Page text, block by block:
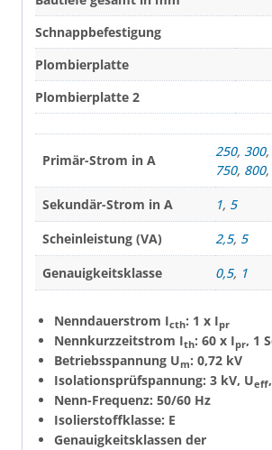
Schnappbefestigung
Plombierplatte
Plombierplatte 2
Primär-Strom in A
250, 300,
750, 800,
Sekundär-Strom in A
1, 5
Scheinleistung (VA)
2,5, 5
Genauigkeitsklasse
0,5, 1
Nenndauerstrom Icth: 1 x Ipr
Nennkurzzeitstrom Ith: 60 x Ipr, 1
Betriebsspannung Um: 0,72 kV
Isolationsprüfspannung: 3 kV, Ueff
Nenn-Frequenz: 50/60 Hz
Isolierstoffklasse: E
Genauigkeitsklassen der